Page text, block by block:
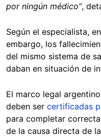
por ningún médico”,
Según el especialista,
embargo, los
del mismo sistema de
daban en situación de
El marco legal
deben ser certificadas
para completar
de la causa directa de